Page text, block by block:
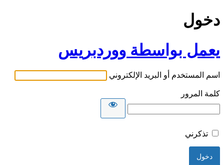
دخول
يعمل بواسطة ووردبريس
اسم المستخدم أو البريد الإلكتروني
كلمة المرور
تذكرني